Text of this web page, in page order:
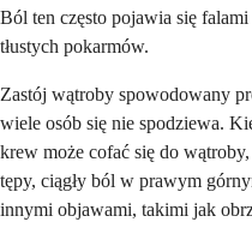
Ból ten często pojawia się
tłustych pokarmów.
Zastój wątroby spowodowany
wiele osób się nie spodziewa.
krew może cofać się do
tępy, ciągły ból w prawym
innymi objawami, takimi jak